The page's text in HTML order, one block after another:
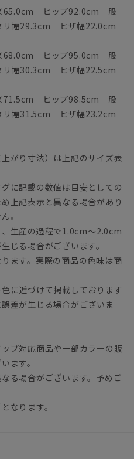
ズ65.0cm ヒップ92.0cm 股
幅29.3cm ヒザ幅22.0cm
ズ68.0cm ヒップ95.0cm 股
幅30.3cm ヒザ幅22.5cm
ズ71.5cm ヒップ98.5cm 股
幅31.5cm ヒザ幅23.2cm
がり寸法）は上記のサイズ表
に記載の数値は目安としての
上記表示と異なる場合があり
。
生産の過程で1.0cm～2.0cm
じる場合がございます。
ます。実際の商品の色味は商
に近づけて掲載しております
差が生じる場合がございま
プ対応商品や一部カラーの販
ます。
る場合がございます。予めご
なります。